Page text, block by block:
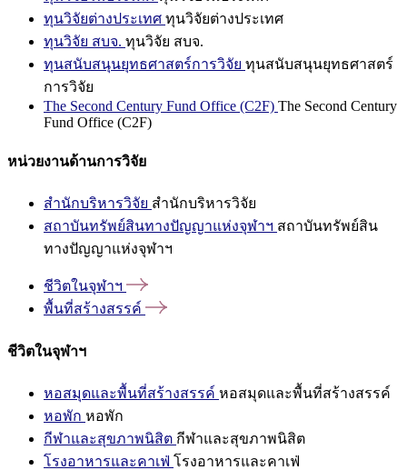
ทุนวิจัยต่างประเทศ ทุนวิจัยต่างประเทศ
ทุนวิจัย สบจ. ทุนวิจัย สบจ.
ทุนสนับสนุนยุทธศาสตร์การวิจัย ทุนสนับสนุนยุทธศาสตร์
การวิจัย
The Second Century Fund Office (C2F) The Second Century
Fund Office (C2F)
หน่วยงานด้านการวิจัย
สำนักบริหารวิจัย สำนักบริหารวิจัย
สถาบันทรัพย์สินทางปัญญาแห่งจุฬาฯ สถาบันทรัพย์สิน
ทางปัญญาแห่งจุฬาฯ
ชีวิตในจุฬาฯ
พื้นที่สร้างสรรค์
ชีวิตในจุฬาฯ
หอสมุดและพื้นที่สร้างสรรค์ หอสมุดและพื้นที่สร้างสรรค์
หอพัก หอพัก
กีฬาและสุขภาพนิสิต กีฬาและสุขภาพนิสิต
โรงอาหารและคาเฟ่ โรงอาหารและคาเฟ่